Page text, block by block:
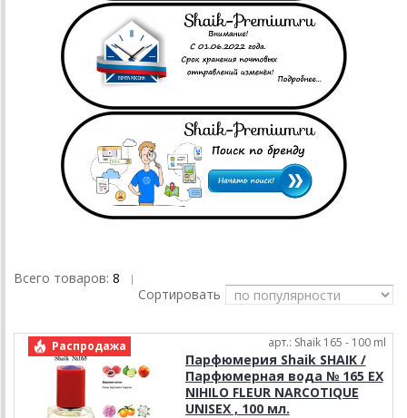
Всего товаров: 8 |
Сортировать
Распродажа арт.: Shaik 165 - 100 ml
Парфюмерия Shaik SHAIK /
Парфюмерная вода № 165 EX
NIHILO FLEUR NARCOTIQUE
UNISEX , 100 мл.